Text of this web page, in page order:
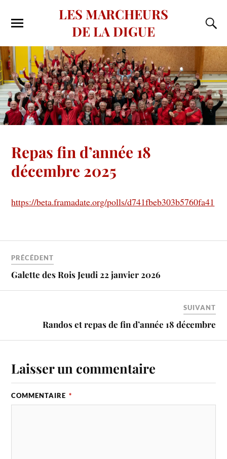
LES MARCHEURS
DE LA DIGUE
Repas fin d’année 18
décembre 2025
https://beta.framadate.org/polls/d741fbeb303b5760fa41
PRÉCÉDENT
Galette des Rois Jeudi 22 janvier 2026
SUIVANT
Randos et repas de fin d’année 18 décembre
Laisser un commentaire
COMMENTAIRE *